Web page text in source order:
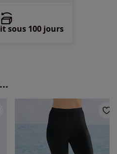
sous 100 jours